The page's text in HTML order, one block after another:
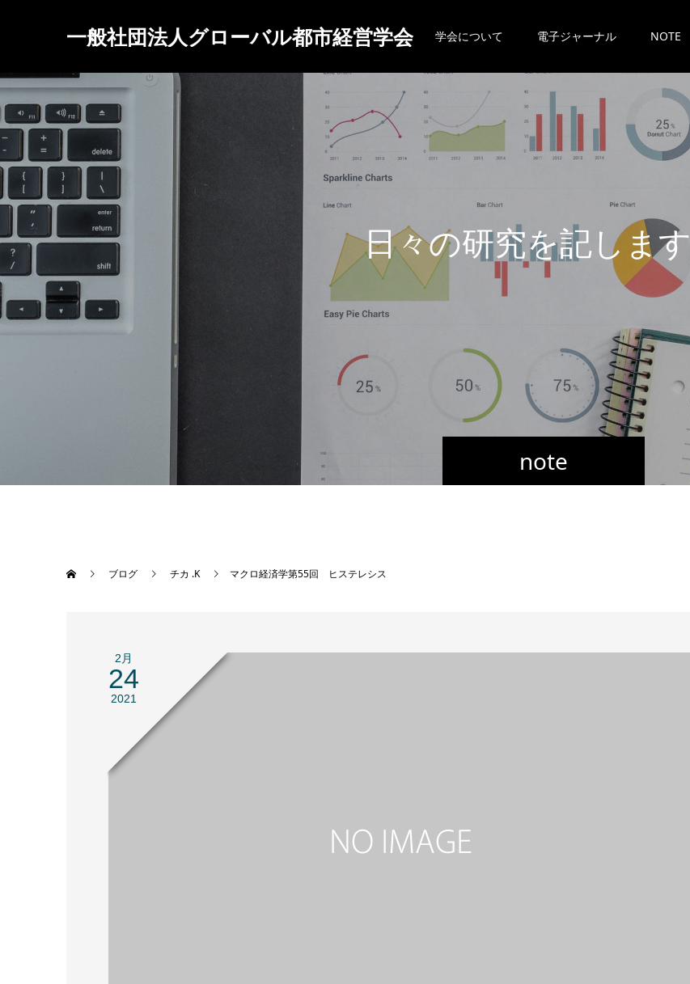
一般社団法人グローバル都市経営学会 学会について 電子ジャーナル NOTE
note
日々の研究を記します
ブログ チカ .K マクロ経済学第55回 ヒステレシス
2月
24
2021